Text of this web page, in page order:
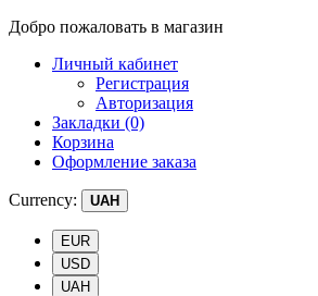
Добро пожаловать в магазин
Личный кабинет
Регистрация
Авторизация
Закладки (0)
Корзина
Оформление заказа
Currency: UAH
EUR
USD
UAH